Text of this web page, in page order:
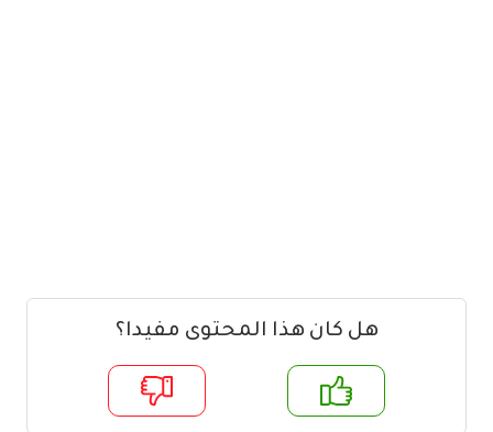
هل كان هذا المحتوى مفيدا؟
لا